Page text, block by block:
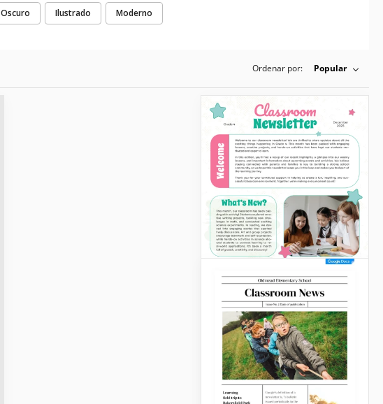
Oscuro Ilustrado Moderno
Ordenar por: Popular